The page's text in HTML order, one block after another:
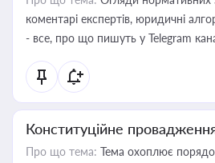
коментарі експертів, юридичні
- все, про що пишуть у Telegram
Конституційне
Про що тема: Тема охоплює